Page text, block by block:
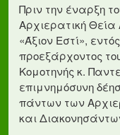
Πριν την έναρξη
Αρχιερατική Θεία
«Άξιον Εστί»,
προεξάρχοντος
Κομοτηνής κ.
επιμνημόσυνη
πάντων των
και